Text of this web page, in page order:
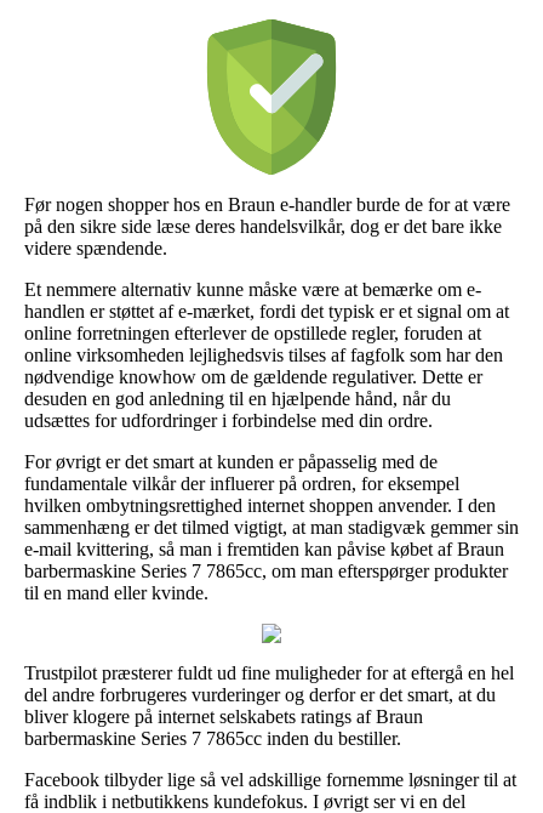
Før nogen shopper hos en Braun e-handler burde de for at være
på den sikre side læse deres handelsvilkår, dog er det bare ikke
videre spændende.
Et nemmere alternativ kunne måske være at bemærke om e-
handlen er støttet af e-mærket, fordi det typisk er et signal om at
online forretningen efterlever de opstillede regler, foruden at
online virksomheden lejlighedsvis tilses af fagfolk som har den
nødvendige knowhow om de gældende regulativer. Dette er
desuden en god anledning til en hjælpende hånd, når du
udsættes for udfordringer i forbindelse med din ordre.
For øvrigt er det smart at kunden er påpasselig med de
fundamentale vilkår der influerer på ordren, for eksempel
hvilken ombytningsrettighed internet shoppen anvender. I den
sammenhæng er det tilmed vigtigt, at man stadigvæk gemmer sin
e-mail kvittering, så man i fremtiden kan påvise købet af Braun
barbermaskine Series 7 7865cc, om man efterspørger produkter
til en mand eller kvinde.
Trustpilot præsterer fuldt ud fine muligheder for at eftergå en hel
del andre forbrugeres vurderinger og derfor er det smart, at du
bliver klogere på internet selskabets ratings af Braun
barbermaskine Series 7 7865cc inden du bestiller.
Facebook tilbyder lige så vel adskillige fornemme løsninger til at
få indblik i netbutikkens kundefokus. I øvrigt ser vi en del